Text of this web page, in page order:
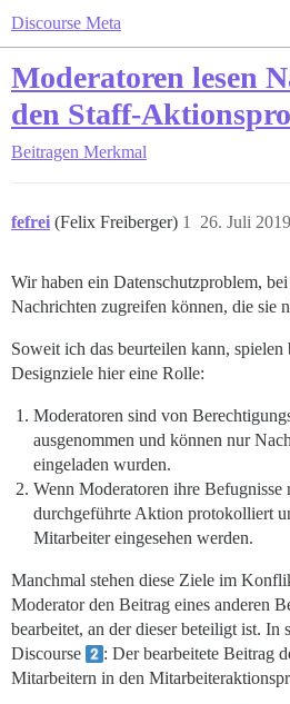
Discourse Meta
Moderatoren lesen
den Staff-
Beitragen Merkmal
fefrei (Felix Freiberger) 26. Juli
1
Wir haben ein Datenschutzproblem,
Nachrichten zugreifen können, die sie
Soweit ich das beurteilen kann,
Designziele hier eine Rolle:
Moderatoren sind von
ausgenommen und können nur
eingeladen wurden.
Wenn Moderatoren ihre
durchgeführte Aktion protokolliert
Mitarbeiter eingesehen werden.
Manchmal stehen diese Ziele im
Moderator den Beitrag eines anderen
bearbeitet, an der dieser beteiligt ist. In
Discourse
: Der bearbeitete Beitrag
Mitarbeitern in den